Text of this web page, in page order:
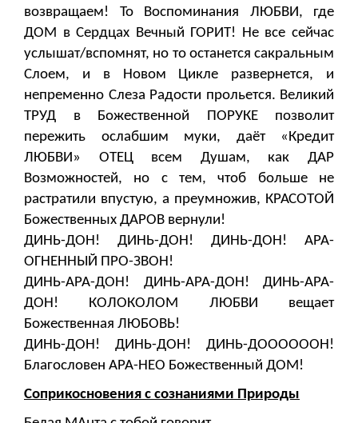
возвращаем! То Воспоминания ЛЮБВИ, где
ДОМ в Сердцах Вечный ГОРИТ! Не все сейчас
услышат/вспомнят, но то останется сакральным
Слоем, и в Новом Цикле развернется, и
непременно Слеза Радости прольется. Великий
ТРУД в Божественной ПОРУКЕ позволит
пережить ослабшим муки, даёт «Кредит
ЛЮБВИ» ОТЕЦ всем Душам, как ДАР
Возможностей, но с тем, чтоб больше не
растратили впустую, а преумножив, КРАСОТОЙ
Божественных ДАРОВ вернули!
ДИНЬ-ДОН! ДИНЬ-ДОН! ДИНЬ-ДОН! АРА-
ОГНЕННЫЙ ПРО-ЗВОН!
ДИНЬ-АРА-ДОН! ДИНЬ-АРА-ДОН! ДИНЬ-АРА-
ДОН! КОЛОКОЛОМ ЛЮБВИ вещает
Божественная ЛЮБОВЬ!
ДИНЬ-ДОН! ДИНЬ-ДОН! ДИНЬ-ДООООООН!
Благословен АРА-НЕО Божественный ДОМ!
Соприкосновения с сознаниями Природы